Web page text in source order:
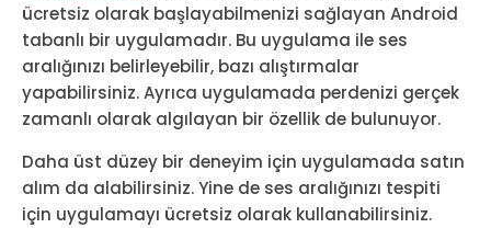
ücretsiz olarak başlayabilmenizi sağlayan Android
tabanlı bir uygulamadır. Bu uygulama ile ses
aralığınızı belirleyebilir, bazı alıştırmalar
yapabilirsiniz. Ayrıca uygulamada perdenizi gerçek
zamanlı olarak algılayan bir özellik de bulunuyor.
Daha üst düzey bir deneyim için uygulamada satın
alım da alabilirsiniz. Yine de ses aralığınızı tespiti
için uygulamayı ücretsiz olarak kullanabilirsiniz.